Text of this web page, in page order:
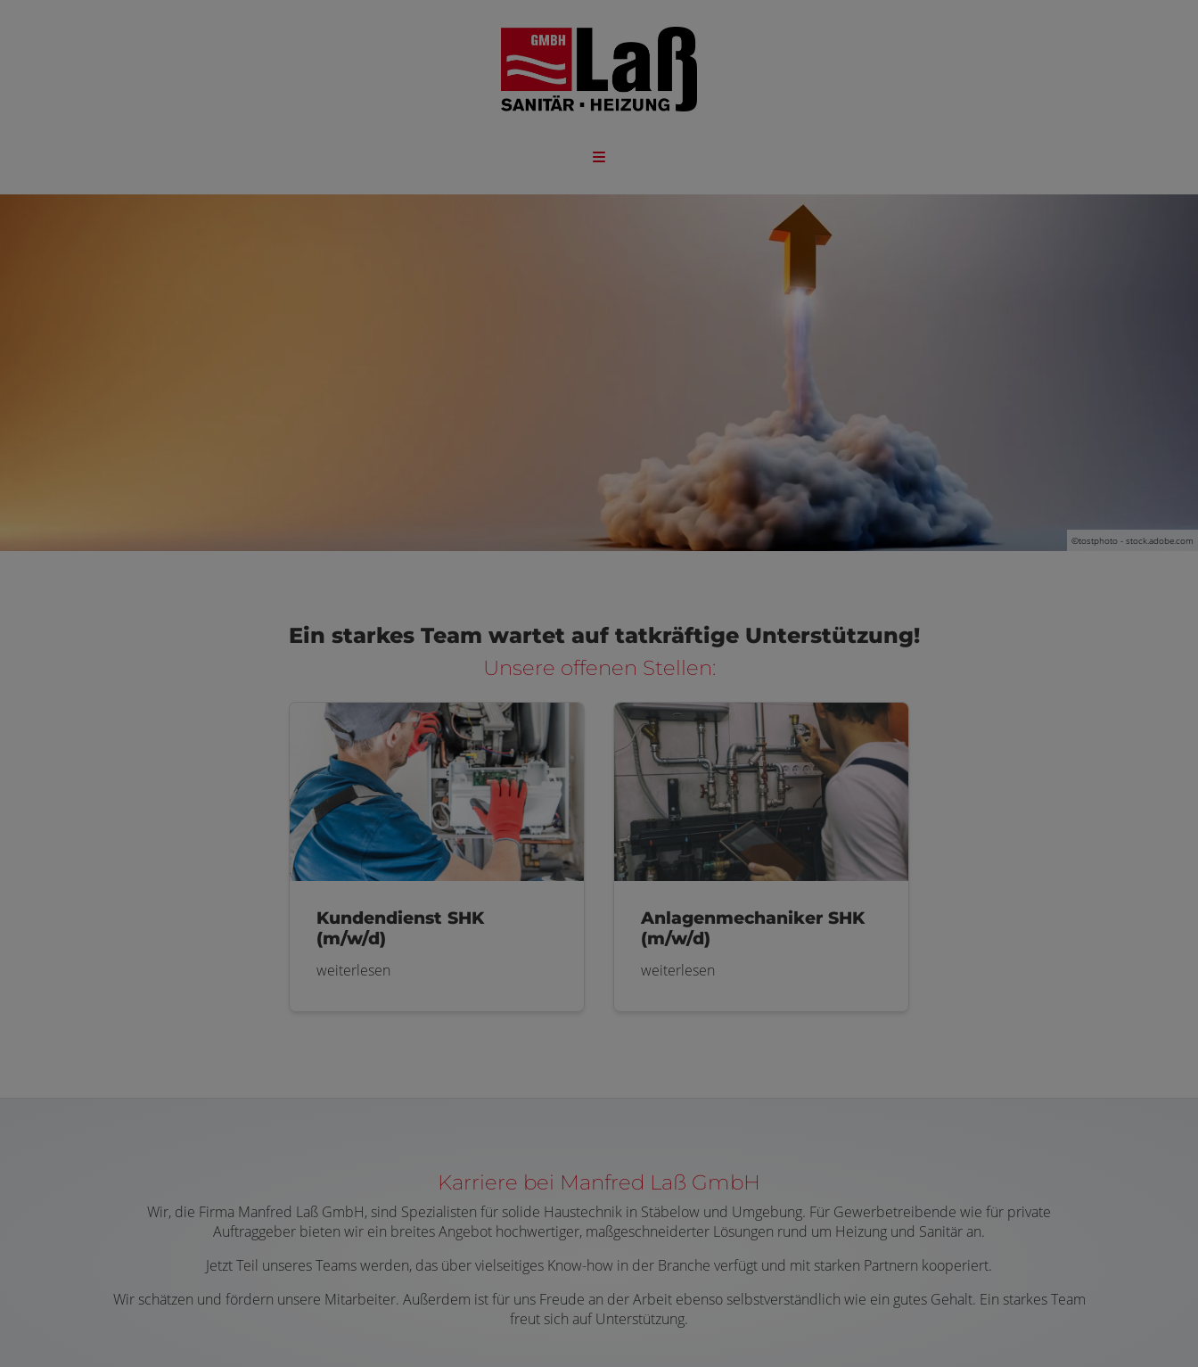
©tostphoto - stock.adobe.com
Ein starkes Team wartet auf tatkräftige Unterstützung!
Unsere offenen Stellen:
Kundendienst SHK
(m/w/d)
weiterlesen
Anlagenmechaniker SHK
(m/w/d)
weiterlesen
Karriere bei Manfred Laß GmbH
Wir, die Firma Manfred Laß GmbH, sind Spezialisten für solide Haustechnik in Stäbelow und Umgebung. Für Gewerbetreibende wie für private
Auftraggeber bieten wir ein breites Angebot hochwertiger, maßgeschneiderter Lösungen rund um Heizung und Sanitär an.
Jetzt Teil unseres Teams werden, das über vielseitiges Know-how in der Branche verfügt und mit starken Partnern kooperiert.
Wir schätzen und fördern unsere Mitarbeiter. Außerdem ist für uns Freude an der Arbeit ebenso selbstverständlich wie ein gutes Gehalt. Ein starkes Team
freut sich auf Unterstützung.